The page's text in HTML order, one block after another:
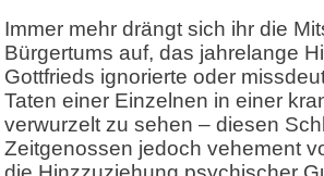
Immer mehr drängt sich ihr die
Bürgertums auf, das jahrelange
Gottfrieds ignorierte oder
Taten einer Einzelnen in einer
verwurzelt zu sehen – diesen
Zeitgenossen jedoch vehement